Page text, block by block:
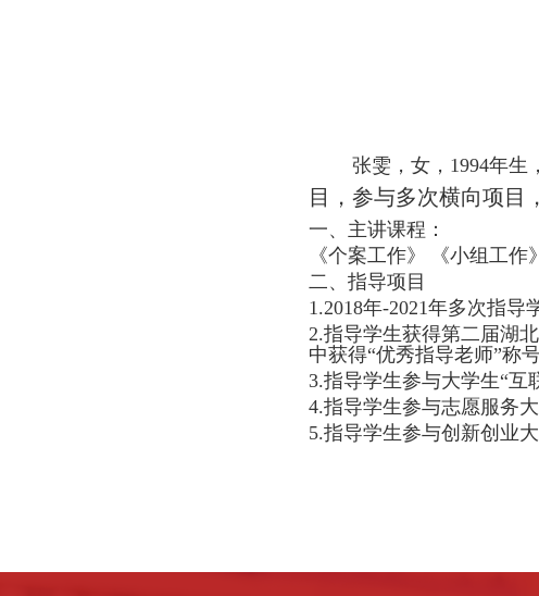
张雯，女， 1994年生
目，参与多次横向项目
一、主讲课程：
《个案工作》
《小组工作》
二、指导项目
1.2018年-2021年多次指
2.指导学生获得第二届湖
中获得“优秀指导老师”称号
3.指导学生参与大学生“互
4.指导学生参与志愿服务
5.指导学生参与创新创业